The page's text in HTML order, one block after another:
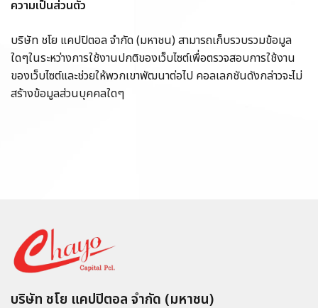
ความเป็นส่วนตัว
บริษัท ชโย แคปปิตอล จำกัด (มหาชน) สามารถเก็บรวบรวมข้อมูล
ใดๆในระหว่างการใช้งานปกติของเว็บไซต์เพื่อตรวจสอบการใช้งาน
ของเว็บไซต์และช่วยให้พวกเขาพัฒนาต่อไป คอลเลกชันดังกล่าวจะไม่
สร้างข้อมูลส่วนบุคคลใดๆ
บริษัท ชโย แคปปิตอล จำกัด (มหาชน)